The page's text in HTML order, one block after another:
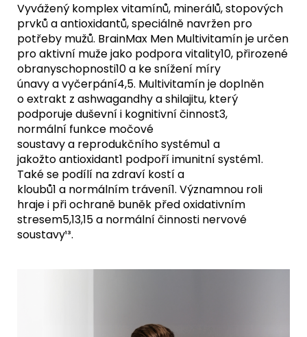
Vyvážený komplex vitamínů, minerálů, stopových
prvků a antioxidantů, speciálně navržen pro
potřeby mužů. BrainMax Men Multivitamín je určen
pro aktivní muže jako podpora vitality10, přirozené
obranyschopnosti10 a ke snížení míry
únavy a vyčerpání4,5. Multivitamín je doplněn
o extrakt z ashwagandhy a shilajitu, který
podporuje duševní i kognitivní činnost3,
normální funkce močové
soustavy a reprodukčního systému1 a
jakožto antioxidant1 podpoří imunitní systém1.
Také se podílí na zdraví kostí a
kloubů1 a normálním trávení1. Významnou roli
hraje i při ochraně buněk před oxidativním
stresem5,13,15 a normální činnosti nervové
soustavy¹³.